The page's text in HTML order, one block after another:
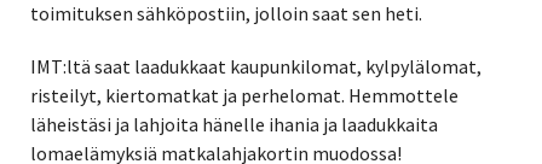
toimituksen sähköpostiin, jolloin saat sen heti.
IMT:ltä saat laadukkaat kaupunkilomat, kylpylälomat,
risteilyt, kiertomatkat ja perhelomat. Hemmottele
läheistäsi ja lahjoita hänelle ihania ja laadukkaita
lomaelämyksiä matkalahjakortin muodossa!